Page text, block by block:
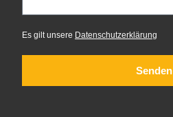
Es gilt unsere Datenschutzerklärung
Senden